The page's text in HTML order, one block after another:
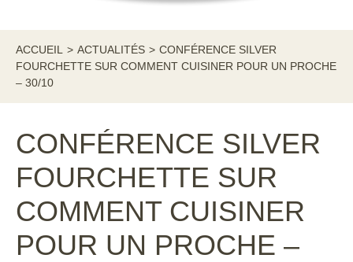
ACCUEIL > ACTUALITÉS > CONFÉRENCE SILVER
FOURCHETTE SUR COMMENT CUISINER POUR UN PROCHE
– 30/10
CONFÉRENCE SILVER
FOURCHETTE SUR
COMMENT CUISINER
POUR UN PROCHE –